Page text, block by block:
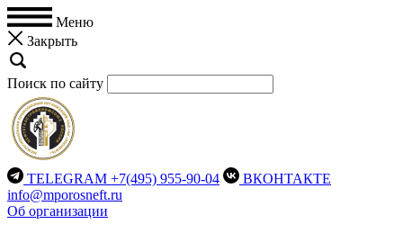
Меню
Закрыть
Поиск по сайту
TELEGRAM +7(495) 955-90-04
ВКОНТАКТЕ
info@mporosneft.ru
Об организации